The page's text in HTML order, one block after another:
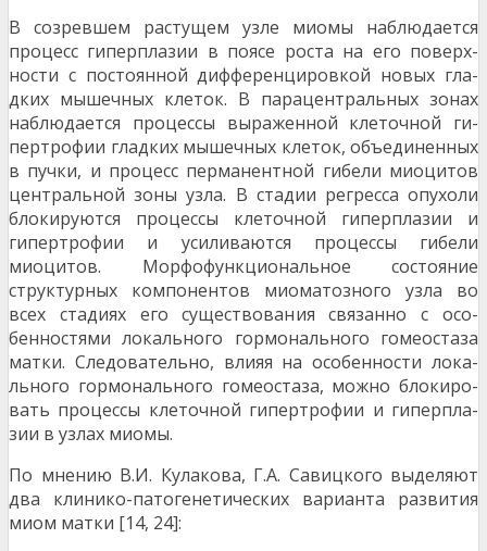
В созревшем растущем узле миомы наблюдается
процесс гиперплазии в поясе роста на его поверх­
ности с постоянной дифференцировкой новых гла­
дких мышечных клеток. В парацентральных зонах
наблюдается процессы выраженной клеточной ги­
пертрофии гладких мышечных клеток, объединен­ных
в пучки, и процесс перманентной гибели миоцитов
центральной зоны узла. В стадии регресса опухоли
блокируются процессы клеточной гиперп­лазии и
гипертрофии и усиливаются процессы ги­бели
миоцитов. Морфофункциональное состояние
структурных компонентов миоматозного узла во
всех стадиях его существования связанно с осо­
бенностями локального гормонального гомеостаза
матки. Следовательно, влияя на особенности лока­
льного гормонального гомеостаза, можно блокиро­
вать процессы клеточной гипертрофии и гиперпла­
зии в узлах миомы.
По мнению В.И. Кулакова, Г.А. Савицкого выделяют
два клинико-патогенетических варианта развития
миом матки [14, 24]: